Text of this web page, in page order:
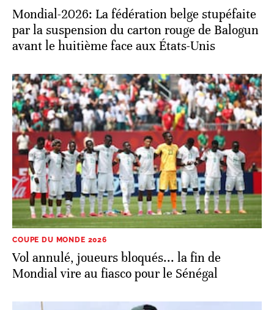
COUPE DU MONDE 2026
Vol annulé, joueurs bloqués... la fin de
Mondial vire au fiasco pour le Sénégal